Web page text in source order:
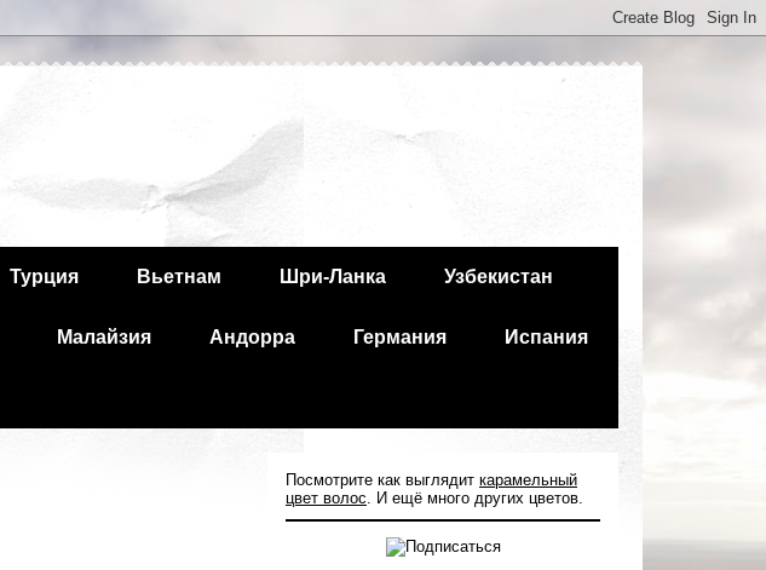
Турция Вьетнам Шри-Ланка Узбекистан
Малайзия Андорра Германия Испания
Посмотрите как выглядит карамельный
цвет волос. И ещё много других цветов.